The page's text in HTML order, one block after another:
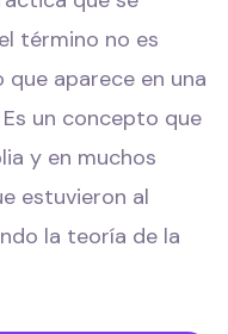
término no es
aparece en una
un concepto que
y en muchos
estuvieron al
la teoría de la